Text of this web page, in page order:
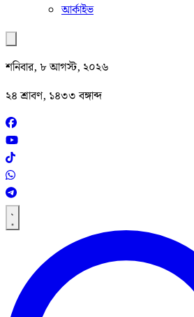
আর্কাইভ
শনিবার, ৮ আগস্ট, ২০২৬
২৪ শ্রাবণ, ১৪৩৩ বঙ্গাব্দ